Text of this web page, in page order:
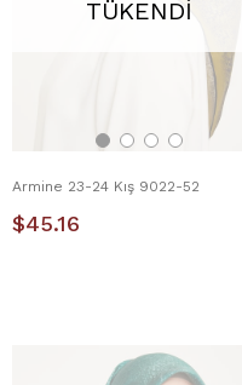
TÜKENDI
Armine 23-24 Kış 9022-52
$45.16